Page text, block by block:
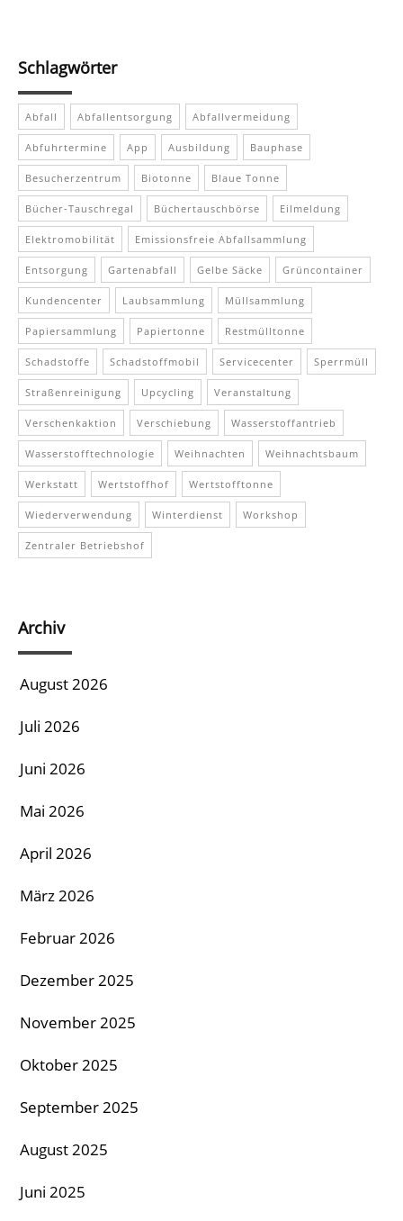
Schlagwörter
Abfall Abfallentsorgung Abfallvermeidung
Abfuhrtermine App Ausbildung Bauphase
Besucherzentrum Biotonne Blaue Tonne
Bücher-Tauschregal Büchertauschbörse Eilmeldung
Elektromobilität Emissionsfreie Abfallsammlung
Entsorgung Gartenabfall Gelbe Säcke Grüncontainer
Kundencenter Laubsammlung Müllsammlung
Papiersammlung Papiertonne Restmülltonne
Schadstoffe Schadstoffmobil Servicecenter Sperrmüll
Straßenreinigung Upcycling Veranstaltung
Verschenkaktion Verschiebung Wasserstoffantrieb
Wasserstofftechnologie Weihnachten Weihnachtsbaum
Werkstatt Wertstoffhof Wertstofftonne
Wiederverwendung Winterdienst Workshop
Zentraler Betriebshof
Archiv
August 2026
Juli 2026
Juni 2026
Mai 2026
April 2026
März 2026
Februar 2026
Dezember 2025
November 2025
Oktober 2025
September 2025
August 2025
Juni 2025